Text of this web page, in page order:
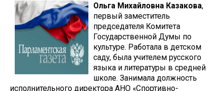
Ольга Михайловна Казакова,
первый заместитель
председателя Комитета
Государственной Думы по
культуре. Работала в детском
саду, была учителем русского
языка и литературы в средней
школе. Занимала должность
исполнительного директора АНО «Спортивно-